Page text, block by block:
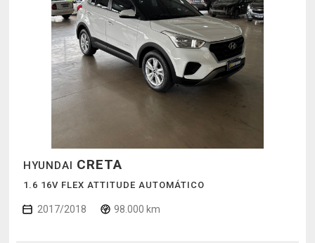
HYUNDAI CRETA
1.6 16V FLEX ATTITUDE AUTOMÁTICO
2017/2018 98.000 km